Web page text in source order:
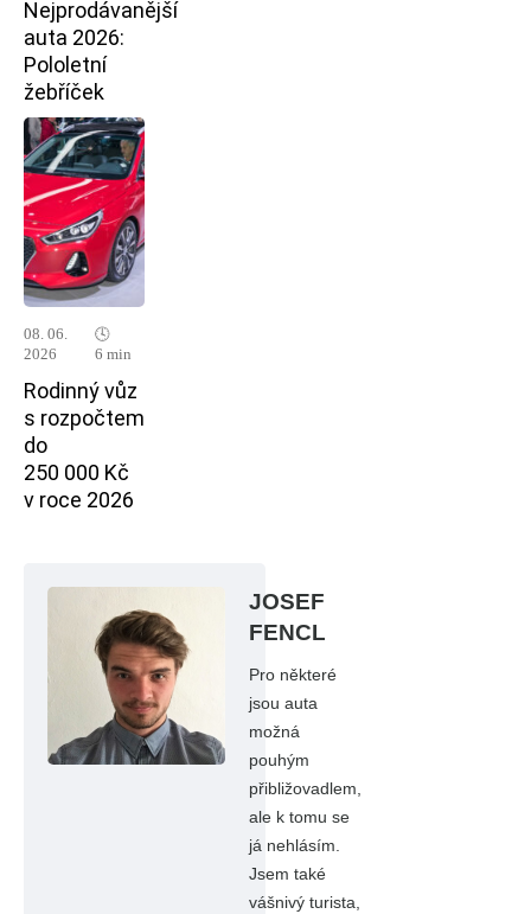
Nejprodávanější
auta 2026:
Pololetní
žebříček
08. 06.
2026
🕓
6 min
Rodinný vůz
s rozpočtem
do
250 000 Kč
v roce 2026
JOSEF
FENCL
Pro některé
jsou auta
možná
pouhým
přibližovadlem,
ale k tomu se
já nehlásím.
Jsem také
vášnivý turista,